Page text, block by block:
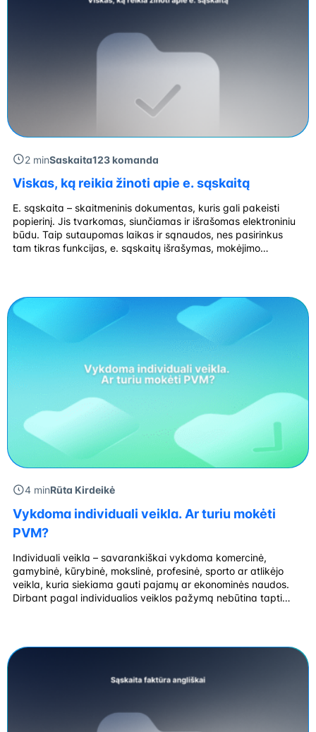
2 minSaskaita123 komanda
Viskas, ką reikia žinoti apie e. sąskaitą
E. sąskaita – skaitmeninis dokumentas, kuris gali pakeisti
popierinį. Jis tvarkomas, siunčiamas ir išrašomas elektroniniu
būdu. Taip sutaupomas laikas ir sąnaudos, nes pasirinkus
tam tikras funkcijas, e. sąskaitų išrašymas, mokėjimo
dažniausiai […]
4 minRūta Kirdeikė
Vykdoma individuali veikla. Ar turiu mokėti
PVM?
Individuali veikla – savarankiškai vykdoma komercinė,
gamybinė, kūrybinė, mokslinė, profesinė, sporto ar atlikėjo
veikla, kuria siekiama gauti pajamų ar ekonominės naudos.
Dirbant pagal individualios veiklos pažymą nebūtina tapti
yra PVM? Pridėtinės […]